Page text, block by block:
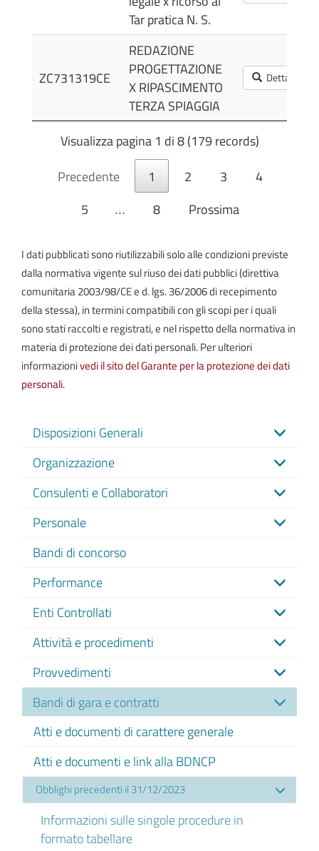
Tar pratica N. S.
ZC731319CE
REDAZIONE
PROGETTAZIONE
X RIPASCIMENTO
TERZA SPIAGGIA
Dettagli
Visualizza pagina 1 di 8 (179 records)
Precedente
1 2 3
4
5
… 8 Prossima
I dati pubblicati sono riutilizzabili solo alle condizioni previste
dalla normativa vigente sul riuso dei dati pubblici (direttiva
comunitaria 2003/98/CE e d. lgs. 36/2006 di recepimento
della stessa), in termini compatibili con gli scopi per i quali
sono stati raccolti e registrati, e nel rispetto della normativa in
materia di protezione dei dati personali. Per ulteriori
informazionivedi il sito del Garante per la protezione dei dati
personali.
Disposizioni Generali
Organizzazione
Consulenti e Collaboratori
Personale
Bandi di concorso
Performance
Enti Controllati
Attività e procedimenti
Provvedimenti
Bandi di gara e contratti
Atti e documenti di carattere generale
Atti e documenti e link alla BDNCP
Obblighi precedenti il 31/12/2023
Informazioni sulle singole procedure in
formato tabellare